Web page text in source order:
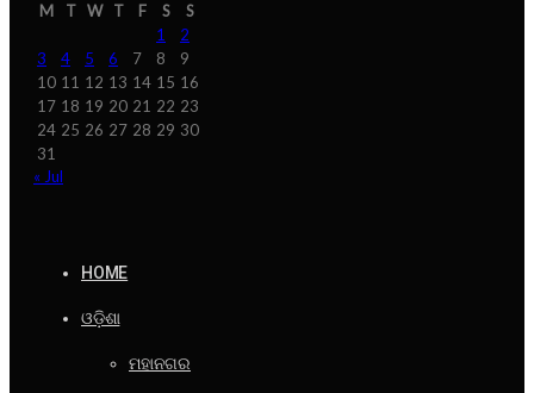
M T W T F S
S
1
2
3
4 5 6 7 8
9
10 11 12 13 14 15 16
17 18 19 20 21 22 23
24 25 26 27 28 29 30
31
« Jul
HOME
ଓଡ଼ିଶା
ମହାନଗର